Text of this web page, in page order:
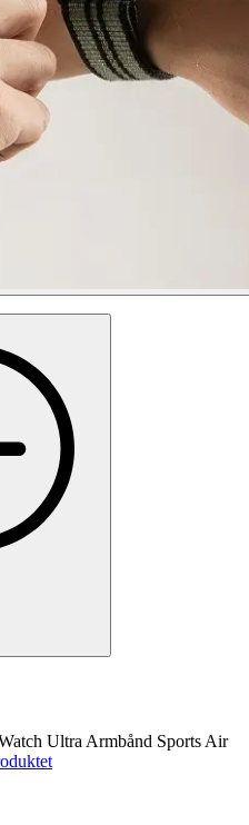
Ultra Armbånd Sports Air